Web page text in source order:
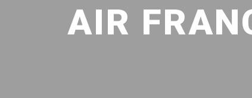
AIR